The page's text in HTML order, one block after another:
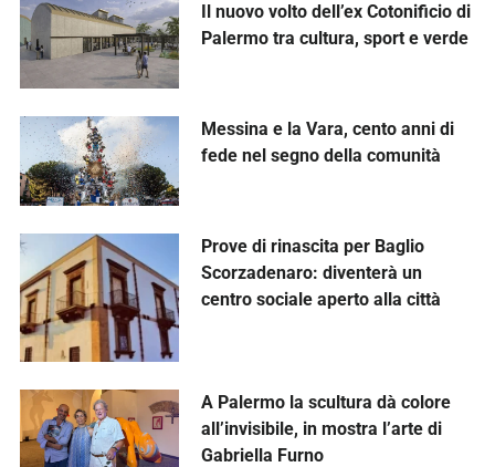
Il nuovo volto dell’ex Cotonificio di
Palermo tra cultura, sport e verde
Messina e la Vara, cento anni di
fede nel segno della comunità
Prove di rinascita per Baglio
Scorzadenaro: diventerà un
centro sociale aperto alla città
A Palermo la scultura dà colore
all’invisibile, in mostra l’arte di
Gabriella Furno